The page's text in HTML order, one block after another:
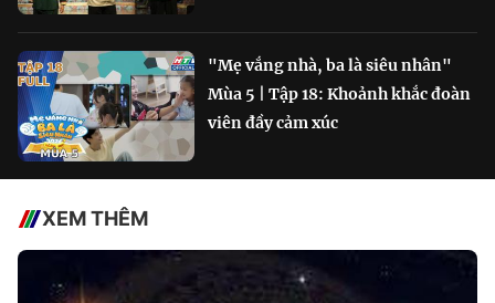
"Mẹ vắng nhà, ba là siêu nhân"
Mùa 5 | Tập 18: Khoảnh khắc đoàn
viên đầy cảm xúc
XEM THÊM